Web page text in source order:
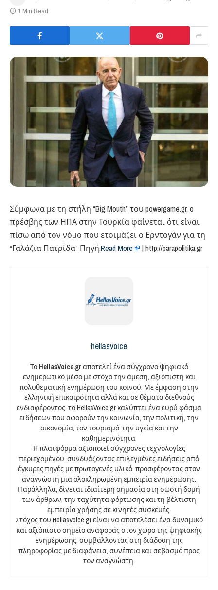
1 Min Read
Σύμφωνα με τη στήλη “Big Mouth” του powergame.gr, o
πρέσβης των ΗΠΑ στην Τουρκία φαίνεται ότι είναι
πίσω από τον νόμο που ετοιμάζει ο Ερντογάν για τη
“Γαλάζια Πατρίδα” Πηγή:Read More | http://parapolitika.gr
hellasvoice
Το HellasVoice.grαποτελεί ένα σύγχρονο ψηφιακό
ενημερωτικό μέσο με στόχο την άμεση, αξιόπιστη και
πολυθεματική ενημέρωση του κοινού. Με έμφαση στην
ελληνική επικαιρότητα αλλά και σε θέματα διεθνούς
ενδιαφέροντος, το HellasVoice.gr καλύπτει ένα ευρύ φάσμα
ειδήσεων που αφορούν την κοινωνία, την πολιτική, την
οικονομία, τον τουρισμό, την υγεία και την
καθημερινότητα.
Η πλατφόρμα αξιοποιεί σύγχρονες τεχνολογίες
περιεχομένου, συνδυάζοντας επιλεγμένες ειδήσεις από
έγκυρες πηγές με πρωτογενές υλικό, προσφέροντας στον
αναγνώστη μια ολοκληρωμένη εμπειρία ενημέρωσης.
Παράλληλα, δίνεται ιδιαίτερη σημασία στη σωστή δομή
των άρθρων, την ταχύτητα φόρτωσης και τη βέλτιστη
εμπειρία χρήσης σε κινητές συσκευές.
Στόχος του HellasVoice.gr είναι να αποτελέσει ένα δυναμικό
και αξιόπιστο σημείο αναφοράς στον χώρο της ψηφιακής
ενημέρωσης, συμβάλλοντας στη διάδοση της
πληροφορίας με διαφάνεια, συνέπεια και σεβασμό προς
τον αναγνώστη.